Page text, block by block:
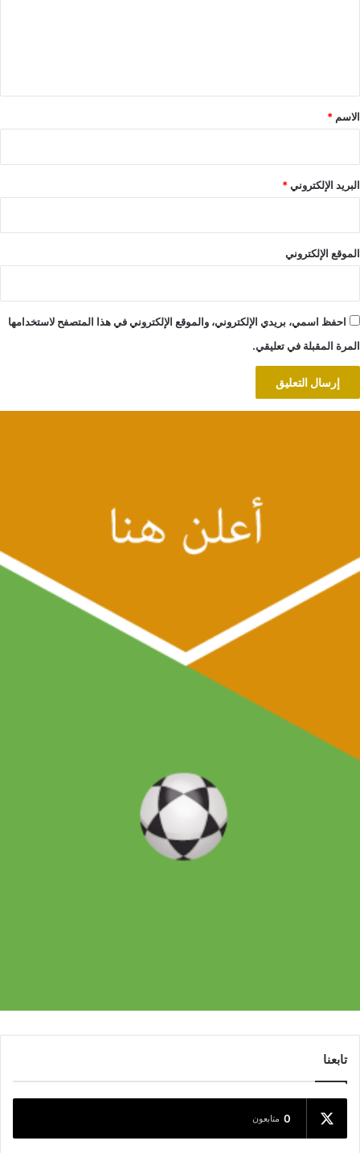
*
الاسم *
البريد الإلكتروني*
الموقع الإلكتروني
احفظ اسمي، بريدي الإلكتروني، والموقع الإلكتروني في هذا المتصفح لاستخدامها
المرة المقبلة في تعليقي.
تابعنا
0 متابعون